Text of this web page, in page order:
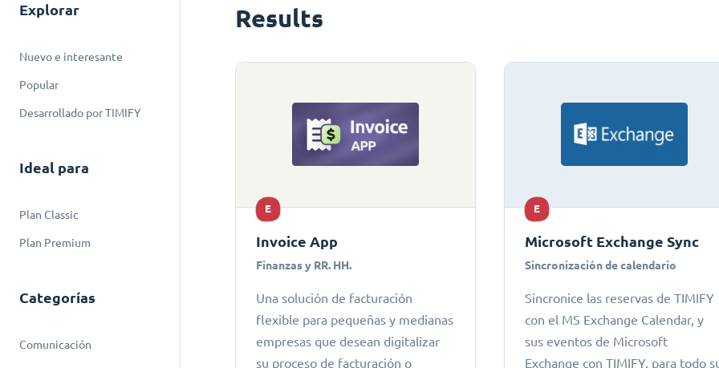
Explorar
Nuevo e interesante
Popular
Desarrollado por TIMIFY
Ideal para
Plan Classic
Plan Premium
Categorías
Comunicación
Results
E
Invoice App
Finanzas y RR. HH.
Una solución de facturación
flexible para pequeñas y medianas
empresas que desean digitalizar
su proceso de facturación o
E
Microsoft Exchange Sync
Sincronización de calendario
Sincronice las reservas de TIMIFY
con el MS Exchange Calendar, y
sus eventos de Microsoft
Exchange con TIMIFY, para todo